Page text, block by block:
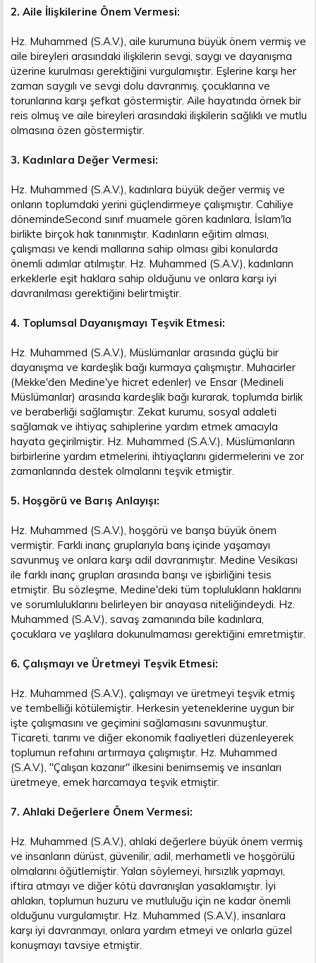
2. Aile İlişkilerine Önem Vermesi:
Hz. Muhammed (S.A.V.), aile kurumuna büyük önem vermiş ve
aile bireyleri arasındaki ilişkilerin sevgi, saygı ve dayanışma
üzerine kurulması gerektiğini vurgulamıştır. Eşlerine karşı her
zaman saygılı ve sevgi dolu davranmış, çocuklarına ve
torunlarına karşı şefkat göstermiştir. Aile hayatında örnek bir
reis olmuş ve aile bireyleri arasındaki ilişkilerin sağlıklı ve mutlu
olmasına özen göstermiştir.
3. Kadınlara Değer Vermesi:
Hz. Muhammed (S.A.V.), kadınlara büyük değer vermiş ve
onların toplumdaki yerini güçlendirmeye çalışmıştır. Cahiliye
dönemindeSecond sınıf muamele gören kadınlara, İslam'la
birlikte birçok hak tanınmıştır. Kadınların eğitim alması,
çalışması ve kendi mallarına sahip olması gibi konularda
önemli adımlar atılmıştır. Hz. Muhammed (S.A.V.), kadınların
erkeklerle eşit haklara sahip olduğunu ve onlara karşı iyi
davranılması gerektiğini belirtmiştir.
4. Toplumsal Dayanışmayı Teşvik Etmesi:
Hz. Muhammed (S.A.V.), Müslümanlar arasında güçlü bir
dayanışma ve kardeşlik bağı kurmaya çalışmıştır. Muhacirler
(Mekke'den Medine'ye hicret edenler) ve Ensar (Medineli
Müslümanlar) arasında kardeşlik bağı kurarak, toplumda birlik
ve beraberliği sağlamıştır. Zekat kurumu, sosyal adaleti
sağlamak ve ihtiyaç sahiplerine yardım etmek amacıyla
hayata geçirilmiştir. Hz. Muhammed (S.A.V.), Müslümanların
birbirlerine yardım etmelerini, ihtiyaçlarını gidermelerini ve zor
zamanlarında destek olmalarını teşvik etmiştir.
5. Hoşgörü ve Barış Anlayışı:
Hz. Muhammed (S.A.V.), hoşgörü ve barışa büyük önem
vermiştir. Farklı inanç gruplarıyla barış içinde yaşamayı
savunmuş ve onlara karşı adil davranmıştır. Medine Vesikası
ile farklı inanç grupları arasında barışı ve işbirliğini tesis
etmiştir. Bu sözleşme, Medine'deki tüm toplulukların haklarını
ve sorumluluklarını belirleyen bir anayasa niteliğindeydi. Hz.
Muhammed (S.A.V.), savaş zamanında bile kadınlara,
çocuklara ve yaşlılara dokunulmaması gerektiğini emretmiştir.
6. Çalışmayı ve Üretmeyi Teşvik Etmesi:
Hz. Muhammed (S.A.V.), çalışmayı ve üretmeyi teşvik etmiş
ve tembelliği kötülemiştir. Herkesin yeteneklerine uygun bir
işte çalışmasını ve geçimini sağlamasını savunmuştur.
Ticareti, tarımı ve diğer ekonomik faaliyetleri düzenleyerek
toplumun refahını artırmaya çalışmıştır. Hz. Muhammed
(S.A.V.), "Çalışan kazanır" ilkesini benimsemiş ve insanları
üretmeye, emek harcamaya teşvik etmiştir.
7. Ahlaki Değerlere Önem Vermesi:
Hz. Muhammed (S.A.V.), ahlaki değerlere büyük önem vermiş
ve insanların dürüst, güvenilir, adil, merhametli ve hoşgörülü
olmalarını öğütlemiştir. Yalan söylemeyi, hırsızlık yapmayı,
iftira atmayı ve diğer kötü davranışları yasaklamıştır. İyi
ahlakın, toplumun huzuru ve mutluluğu için ne kadar önemli
olduğunu vurgulamıştır. Hz. Muhammed (S.A.V.), insanlara
karşı iyi davranmayı, onlara yardım etmeyi ve onlarla güzel
konuşmayı tavsiye etmiştir.